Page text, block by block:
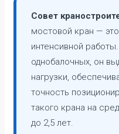
Совет
мостовой кран —
интенсивной
однобалочных, он
нагрузки,
точность
такого крана на
до 2,5 лет.